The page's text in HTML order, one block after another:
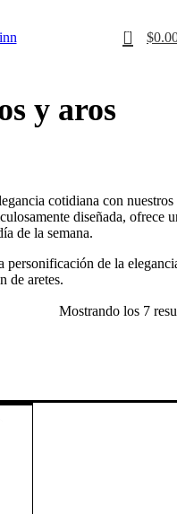
0 $
y aros
cotidiana con nuestros
diseñada, ofrece
de la semana.
personificación de la
de aretes.
Mostrando los 7